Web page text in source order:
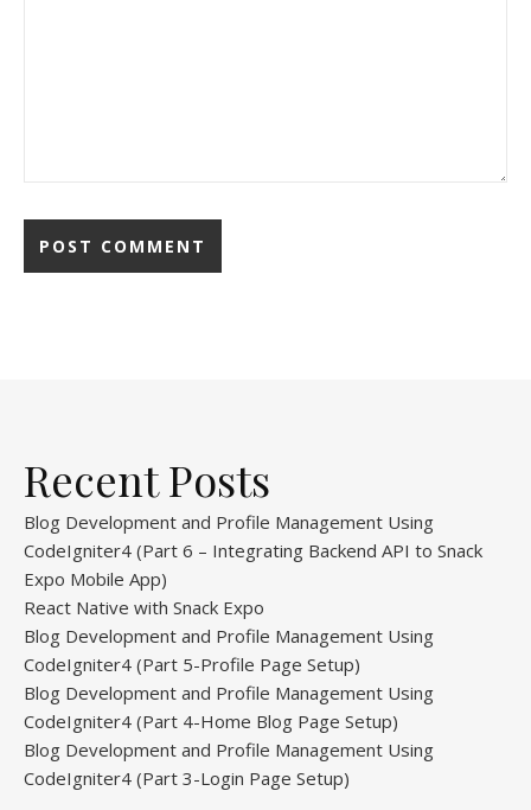
Recent Posts
Blog Development and Profile Management Using
CodeIgniter4 (Part 6 – Integrating Backend API to Snack
Expo Mobile App)
React Native with Snack Expo
Blog Development and Profile Management Using
CodeIgniter4 (Part 5-Profile Page Setup)
Blog Development and Profile Management Using
CodeIgniter4 (Part 4-Home Blog Page Setup)
Blog Development and Profile Management Using
CodeIgniter4 (Part 3-Login Page Setup)